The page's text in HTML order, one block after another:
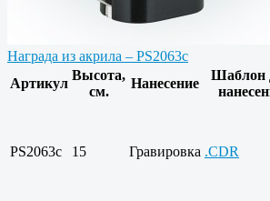
Награда из акрила – PS2063c
Артикул
Высота,
см.
Нанесение
Шаблон
PS2063c 15 Гравировка .CDR